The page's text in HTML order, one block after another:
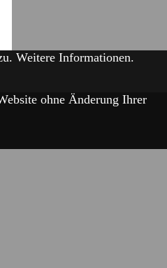
Weitere Informationen.
ohne Änderung Ihrer